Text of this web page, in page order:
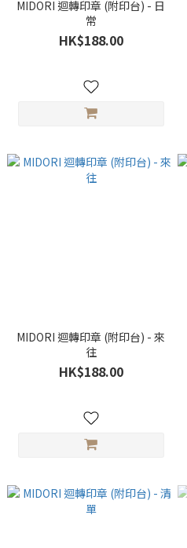
MIDORI 迴轉印章 (附印台) - 日
常
HK$188.00
MIDORI 迴轉印章 (附印台) - 來
往
HK$188.00